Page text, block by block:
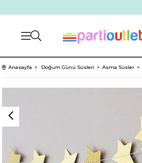
Anasayfa Doğum Günü Süsleri Asma Süsler